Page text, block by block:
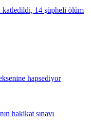
katledildi, 14 şüpheli ölüm
hapsediyor
hakikat sınavı